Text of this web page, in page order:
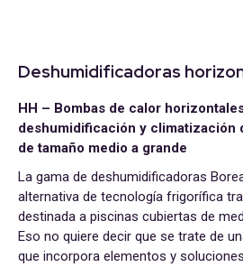
Deshumidificadoras
HH – Bombas de calor
deshumidificación y climatización
de tamaño medio a grande
La gama de deshumidificadoras
alternativa de tecnología frigorífica
destinada a piscinas cubiertas de
Eso no quiere decir que se trate de
que incorpora elementos y